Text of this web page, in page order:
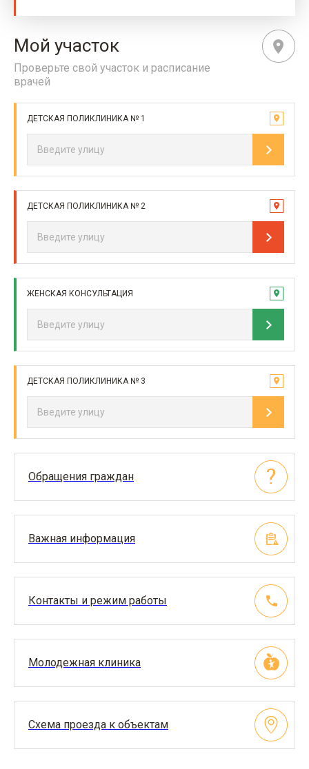
Мой участок
Проверьте свой участок и расписание
врачей
ДЕТСКАЯ ПОЛИКЛИНИКА № 1
ДЕТСКАЯ ПОЛИКЛИНИКА № 2
ЖЕНСКАЯ КОНСУЛЬТАЦИЯ
ДЕТСКАЯ ПОЛИКЛИНИКА № 3
Обращения граждан
Важная информация
Контакты и режим работы
Молодежная клиника
Схема проезда к объектам